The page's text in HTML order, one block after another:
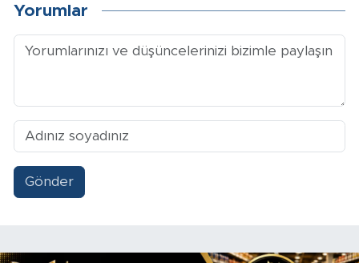
Yorumlar
Gönder